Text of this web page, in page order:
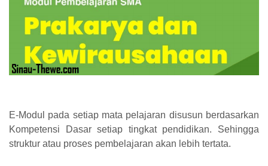
E-Modul pada setiap mata pelajaran disusun berdasarkan
Kompetensi Dasar setiap tingkat pendidikan. Sehingga
struktur atau proses pembelajaran akan lebih tertata.